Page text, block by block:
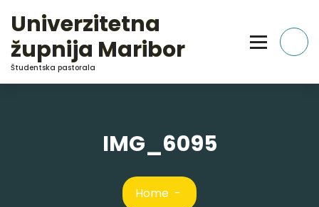
Content
Univerzitetna
župnija Maribor
Študentska pastorala
IMG_6095
Home -